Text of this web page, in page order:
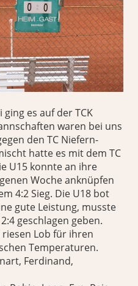
ging es auf der TCK
waren bei uns
den TC Niefern-
hatte es mit dem TC
U15 konnte an ihre
Woche anknüpfen
4:2 Sieg. Die U18 bot
gute Leistung, musste
geschlagen geben.
Lob für ihren
Temperaturen.
Ferdinand,